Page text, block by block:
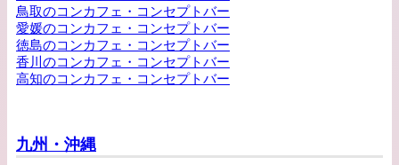
鳥取のコンカフェ・コンセプトバー
愛媛のコンカフェ・コンセプトバー
徳島のコンカフェ・コンセプトバー
香川のコンカフェ・コンセプトバー
高知のコンカフェ・コンセプトバー
九州・沖縄